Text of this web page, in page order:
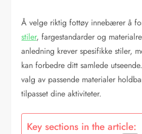
Å velge riktig fottøy innebærer å
stiler, fargestandarder og
anledning krever spesifikke stiler,
kan forbedre ditt samlede
valg av passende materialer
tilpasset dine aktiviteter.
Key sections in the article: